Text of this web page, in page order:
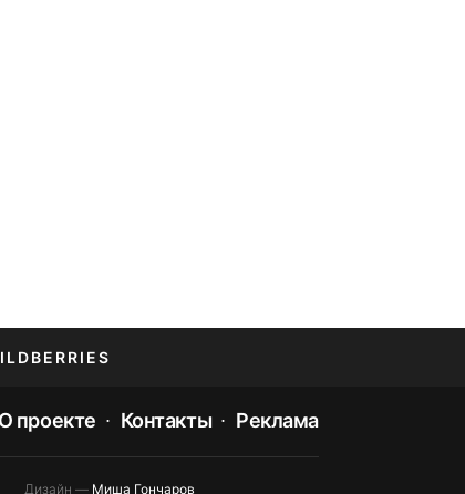
О проекте Контакты Реклама
Дизайн — Миша Гончаров